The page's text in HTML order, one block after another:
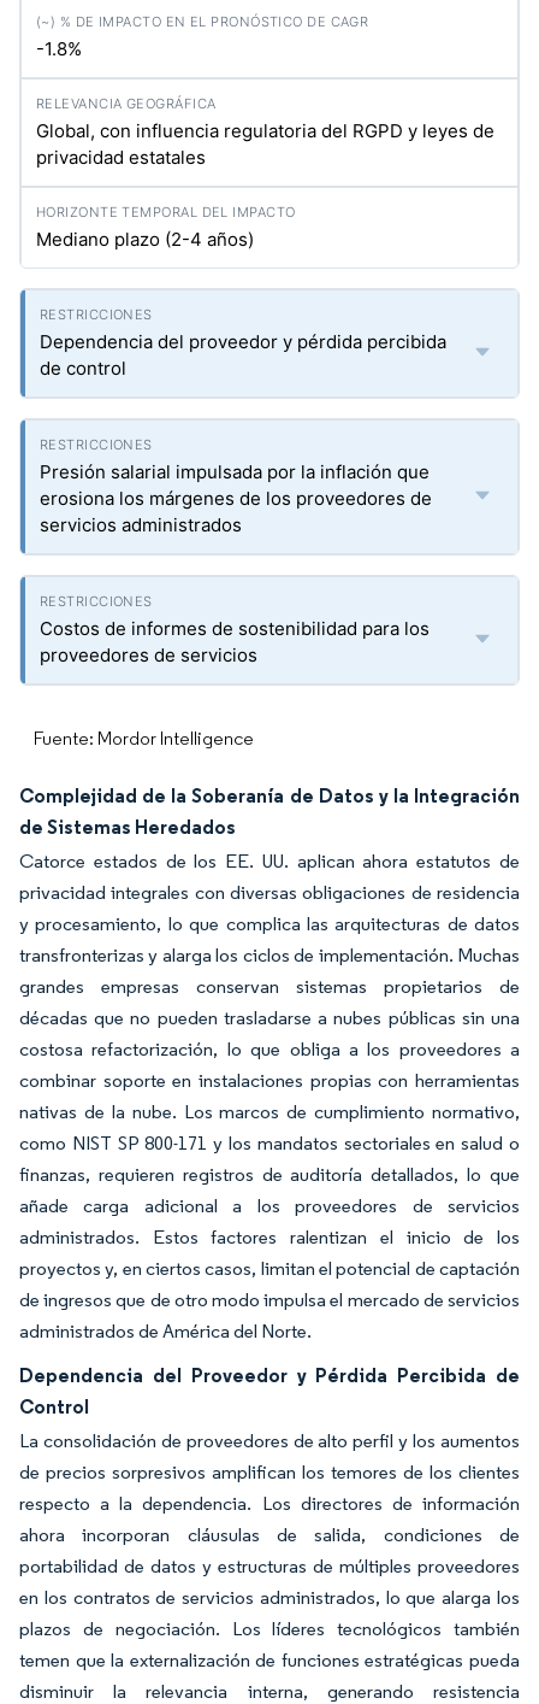
-1.8%
Global, con influencia regulatoria del RGPD y leyes de
privacidad estatales
Mediano plazo (2-4 años)
Dependencia del proveedor y pérdida percibida
de control
Presión salarial impulsada por la inflación que
erosiona los márgenes de los proveedores de
servicios administrados
Costos de informes de sostenibilidad para los
proveedores de servicios
Fuente: Mordor Intelligence
Complejidad de la Soberanía de Datos y la Integración
de Sistemas Heredados
Catorce estados de los EE. UU. aplican ahora estatutos de
privacidad integrales con diversas obligaciones de residencia
y procesamiento, lo que complica las arquitecturas de datos
transfronterizas y alarga los ciclos de implementación. Muchas
grandes empresas conservan sistemas propietarios de
décadas que no pueden trasladarse a nubes públicas sin una
costosa refactorización, lo que obliga a los proveedores a
combinar soporte en instalaciones propias con herramientas
nativas de la nube. Los marcos de cumplimiento normativo,
como NIST SP 800-171 y los mandatos sectoriales en salud o
finanzas, requieren registros de auditoría detallados, lo que
añade carga adicional a los proveedores de servicios
administrados. Estos factores ralentizan el inicio de los
proyectos y, en ciertos casos, limitan el potencial de captación
de ingresos que de otro modo impulsa el mercado de servicios
administrados de América del Norte.
Dependencia del Proveedor y Pérdida Percibida de
Control
La consolidación de proveedores de alto perfil y los aumentos
de precios sorpresivos amplifican los temores de los clientes
respecto a la dependencia. Los directores de información
ahora incorporan cláusulas de salida, condiciones de
portabilidad de datos y estructuras de múltiples proveedores
en los contratos de servicios administrados, lo que alarga los
plazos de negociación. Los líderes tecnológicos también
temen que la externalización de funciones estratégicas pueda
disminuir la relevancia interna, generando resistencia